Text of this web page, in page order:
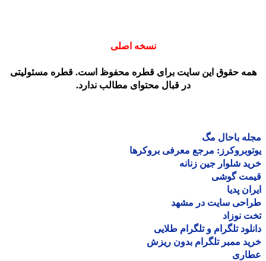
نسخه اصلی
حقوق این سایت برای قطره محفوظ است. قطره مسئولیتی
در قبال محتوای مطالب ندارد.
باحال مگ
مرجع معرفی بروکرها
شلوار جین زنانه
گوشی
پدیا
سایت در مشهد
نوزاد
تلگرام و تلگرام طلایی
ممبر تلگرام بدون ریزش